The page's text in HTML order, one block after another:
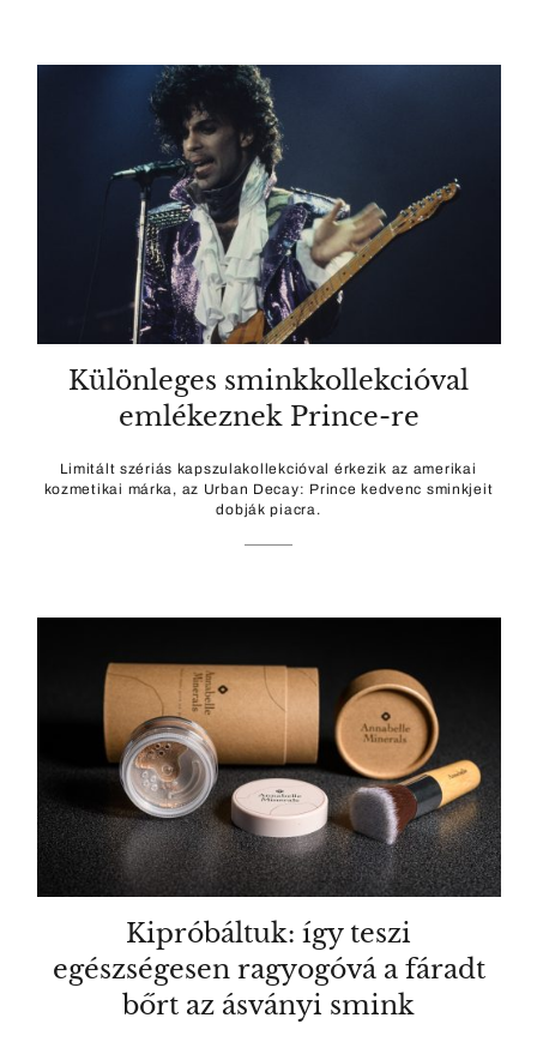
Különleges sminkkollekcióval
emlékeznek Prince-re
Limitált szériás kapszulakollekcióval érkezik az amerikai
kozmetikai márka, az Urban Decay: Prince kedvenc sminkjeit
dobják piacra.
Kipróbáltuk: így teszi
egészségesen ragyogóvá a fáradt
bőrt az ásványi smink